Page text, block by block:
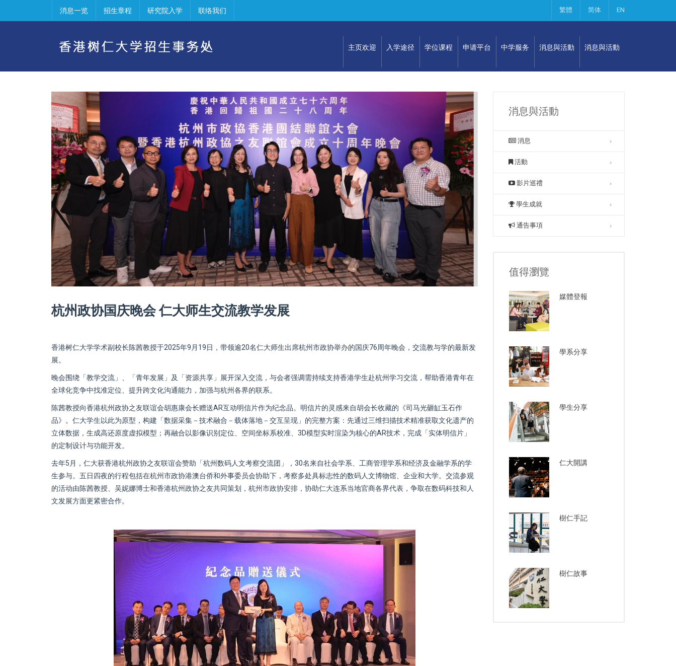
消息一览 招生章程 研究院入学 联络我们 繁體 简体 EN
主页欢迎 入学途径 学位课程 申请平台 中学服务 消息與活動 消息與活動
杭州政协国庆晚会 仁大师生交流教学发展
香港树仁大学学术副校长陈茜教授于2025年9月19日，带领逾20名仁大师生出席杭州市政协举办的国庆76周年晚会，交流教与学的最新发
展。
晚会围绕「教学交流」、「青年发展」及「资源共享」展开深入交流，与会者强调需持续支持香港学生赴杭州学习交流，帮助香港青年在
全球化竞争中找准定位、提升跨文化沟通能力，加强与杭州各界的联系。
陈茜教授向香港杭州政协之友联谊会胡惠康会长赠送AR互动明信片作为纪念品。明信片的灵感来自胡会长收藏的《司马光砸缸玉石作
品》。仁大学生以此为原型，构建「数据采集－技术融合－载体落地－交互呈现」的完整方案：先通过三维扫描技术精准获取文化遗产的
立体数据，生成高还原度虚拟模型；再融合以影像识别定位、空间坐标系校准、3D模型实时渲染为核心的AR技术，完成「实体明信片」
的定制设计与功能开发。
去年5月，仁大获香港杭州政协之友联谊会赞助「杭州数码人文考察交流团」，30名来自社会学系、工商管理学系和经济及金融学系的学
生参与。五日四夜的行程包括在杭州市政协港澳台侨和外事委员会协助下，考察多处具标志性的数码人文博物馆、企业和大学。交流参观
的活动由陈茜教授、吴妮娜博士和香港杭州政协之友共同策划，杭州市政协安排，协助仁大连系当地官商各界代表，争取在数码科技和人
文发展方面更紧密合作。
消息與活動
消息
活動
影片巡禮
學生成就
通告事項
值得瀏覽
媒體登報
學系分享
學生分享
仁大開講
樹仁手記
樹仁故事